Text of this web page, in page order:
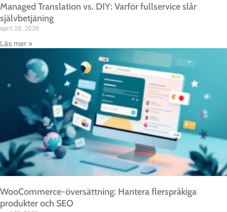
Managed Translation vs. DIY: Varför fullservice slår
självbetjäning
april 28, 2026
Läs mer »
WooCommerce-översättning: Hantera flerspråkiga
produkter och SEO